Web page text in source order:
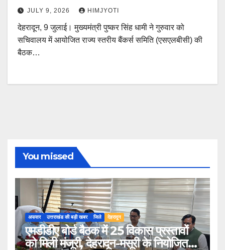
JULY 9, 2026 HIMJYOTI
देहरादून, 9 जुलाई। मुख्यमंत्री पुष्कर सिंह धामी ने गुरुवार को
सचिवालय में आयोजित राज्य स्तरीय बैंकर्स समिति (एसएलबीसी) की
बैठक…
You missed
अफसर उत्तराखंड की बड़ी खबर जिले देहरादून
एमडीडीए बोर्ड बैठक में 25 विकास प्रस्तावों
को मिली मंजूरी, देहरादून-मसूरी के नियोजित